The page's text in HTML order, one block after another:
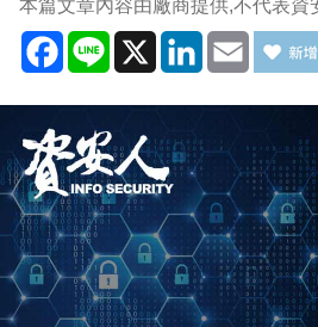
本篇文章內容由廠商提供,不代表資
Facebook
Line X LinkedIn
Email